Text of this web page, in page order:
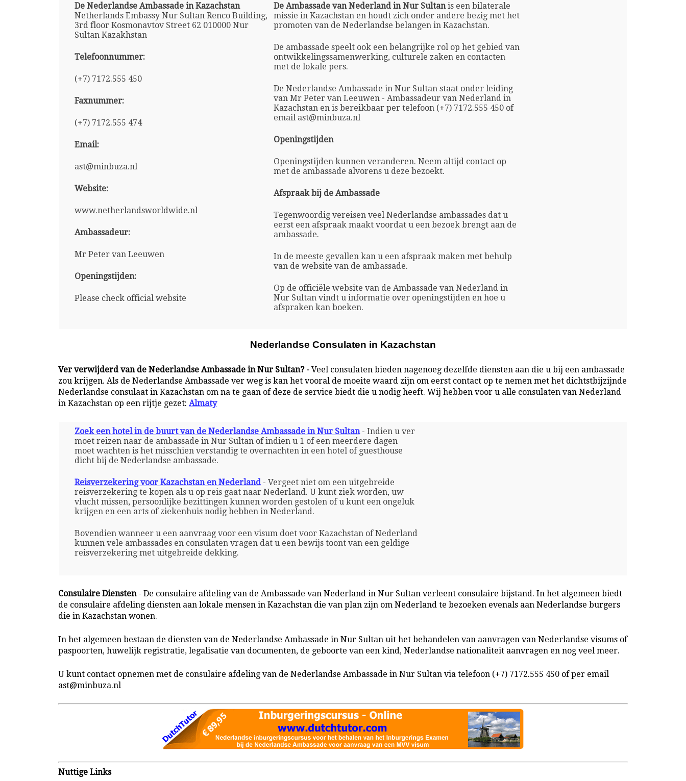
De Nederlandse Ambassade in Kazachstan
Netherlands Embassy Nur Sultan Renco Building,
3rd floor Kosmonavtov Street 62 010000 Nur
Sultan Kazakhstan
Telefoonnummer:
(+7) 7172.555 450
Faxnummer:
(+7) 7172.555 474
Email:
ast@minbuza.nl
Website:
www.netherlandsworldwide.nl
Ambassadeur:
Mr Peter van Leeuwen
Openingstijden:
Please check official website
De Ambassade van Nederland in Nur Sultanis een bilaterale
missie in Kazachstan en houdt zich onder andere bezig met het
promoten van de Nederlandse belangen in Kazachstan.
De ambassade speelt ook een belangrijke rol op het gebied van
ontwikkelingssamenwerking, culturele zaken en contacten
met de lokale pers.
De Nederlandse Ambassade in Nur Sultan staat onder leiding
van Mr Peter van Leeuwen - Ambassadeur van Nederland in
Kazachstan en is bereikbaar per telefoon (+7) 7172.555 450 of
email ast@minbuza.nl
Openingstijden
Openingstijden kunnen veranderen. Neem altijd contact op
met de ambassade alvorens u deze bezoekt.
Afspraak bij de Ambassade
Tegenwoordig vereisen veel Nederlandse ambassades dat u
eerst een afspraak maakt voordat u een bezoek brengt aan de
ambassade.
In de meeste gevallen kan u een afspraak maken met behulp
van de website van de ambassade.
Op de officiële website van de Ambassade van Nederland in
Nur Sultan vindt u informatie over openingstijden en hoe u
afspraken kan boeken.
Nederlandse Consulaten in Kazachstan
Ver verwijderd van de Nederlandse Ambassade in Nur Sultan? -Veel consulaten bieden nagenoeg dezelfde diensten aan die u bij een ambassade
zou krijgen. Als de Nederlandse Ambassade ver weg is kan het vooral de moeite waard zijn om eerst contact op te nemen met het dichtstbijzijnde
Nederlandse consulaat in Kazachstan om na te gaan of deze de service biedt die u nodig heeft. Wij hebben voor u alle consulaten van Nederland
in Kazachstan op een rijtje gezet:Almaty
Zoek een hotel in de buurt van de Nederlandse Ambassade in Nur Sultan- Indien u ver
moet reizen naar de ambassade in Nur Sultan of indien u 1 of een meerdere dagen
moet wachten is het misschien verstandig te overnachten in een hotel of guesthouse
dicht bij de Nederlandse ambassade.
Reisverzekering voor Kazachstan en Nederland- Vergeet niet om een uitgebreide
reisverzekering te kopen als u op reis gaat naar Nederland. U kunt ziek worden, uw
vlucht missen, persoonlijke bezittingen kunnen worden gestolen of u kunt een ongeluk
krijgen en een arts of ziekenhuis nodig hebben in Nederland.
Bovendien wanneer u een aanvraag voor een visum doet voor Kazachstan of Nederland
kunnen vele ambassades en consulaten vragen dat u een bewijs toont van een geldige
reisverzekering met uitgebreide dekking.
Consulaire Diensten- De consulaire afdeling van de Ambassade van Nederland in Nur Sultan verleent consulaire bijstand. In het algemeen biedt
de consulaire afdeling diensten aan lokale mensen in Kazachstan die van plan zijn om Nederland te bezoeken evenals aan Nederlandse burgers
die in Kazachstan wonen.
In het algemeen bestaan de diensten van de Nederlandse Ambassade in Nur Sultan uit het behandelen van aanvragen van Nederlandse visums of
paspoorten, huwelijk registratie, legalisatie van documenten, de geboorte van een kind, Nederlandse nationaliteit aanvragen en nog veel meer.
U kunt contact opnemen met de consulaire afdeling van de Nederlandse Ambassade in Nur Sultan via telefoon (+7) 7172.555 450 of per email
ast@minbuza.nl
Nuttige Links